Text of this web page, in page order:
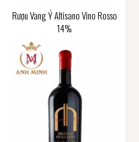
Rượu Vang Ý Altisano Vino Rosso
14%